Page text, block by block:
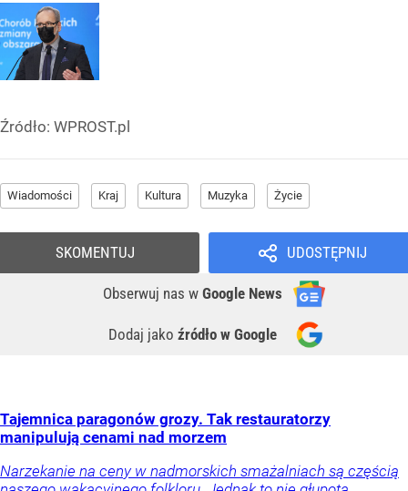
Źródło: WPROST.pl
Wiadomości Kraj Kultura Muzyka Życie
UDOSTĘPNIJ
Obserwuj nas w Google News
Dodaj jako źródło w Google
SKOMENTUJ
Tajemnica paragonów grozy. Tak restauratorzy
manipulują cenami nad morzem
Narzekanie na ceny w nadmorskich smażalniach są częścią